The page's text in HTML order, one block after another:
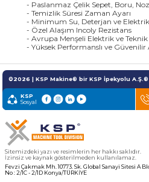
- Paslanmaz Çelik Sepet, Boru,
- Temizlik Süresi Zaman Ayarı
- Minimum Su, Deterjan ve
- Özel Alaşım Incoly Rezistans
- Avrupa Menşeli Elektrik ve Teknik
- Yüksek Performanslı ve
©2026 | KSP Makine® bir KSP İpekyolu A.Ş.®
KSP
Sosyal
Sitemizdeki yazı ve resimlerin her hakkı saklıdır.
İzinsiz ve kaynak gösterilmeden kullanılamaz.
Fevzi Çakmak Mh. 10773. Sk. Global Sanayi Sitesi A
No : 2/1C - 2/1D Konya/TÜRKİYE